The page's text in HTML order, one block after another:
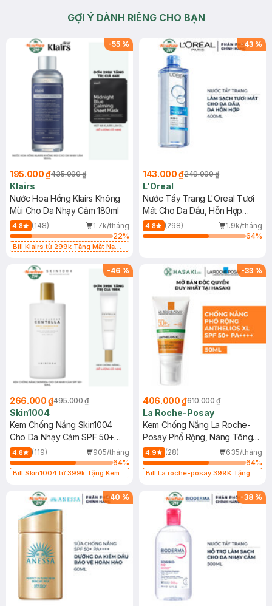
GỢI Ý DÀNH RIÊNG CHO BẠN
-55 %
195.000 ₫435.000 ₫
Klairs
Nước Hoa Hồng Klairs Không
Mùi Cho Da Nhạy Cảm 180ml
4.8 (148)
1.7k/tháng
22%
Bill Klairs từ 299k Tặng Mặt Nạ
25ml (SL Có Hạn)
-43 %
143.000 ₫249.000 ₫
L'Oreal
Nước Tẩy Trang L'Oreal Tươi
Mát Cho Da Dầu, Hỗn Hợp
400ml
4.8 (298)
1.9k/tháng
64%
-46 %
266.000 ₫495.000 ₫
Skin1004
Kem Chống Nắng Skin1004
Cho Da Nhạy Cảm SPF 50+
50ml
4.8 (119)
905/tháng
64%
Bill Skin1004 từ 399k Tặng Kem
SPF 50+ 20ml (SL Có Hạn)
-33 %
406.000 ₫610.000 ₫
La Roche-Posay
Kem Chống Nắng La Roche-
Posay Phổ Rộng, Nâng Tông
Kiềm Dầu 50ml
4.9 (28)
635/tháng
64%
Bill La roche-posay 399K Tặng
(SL có hạn)
-40 % -38 %